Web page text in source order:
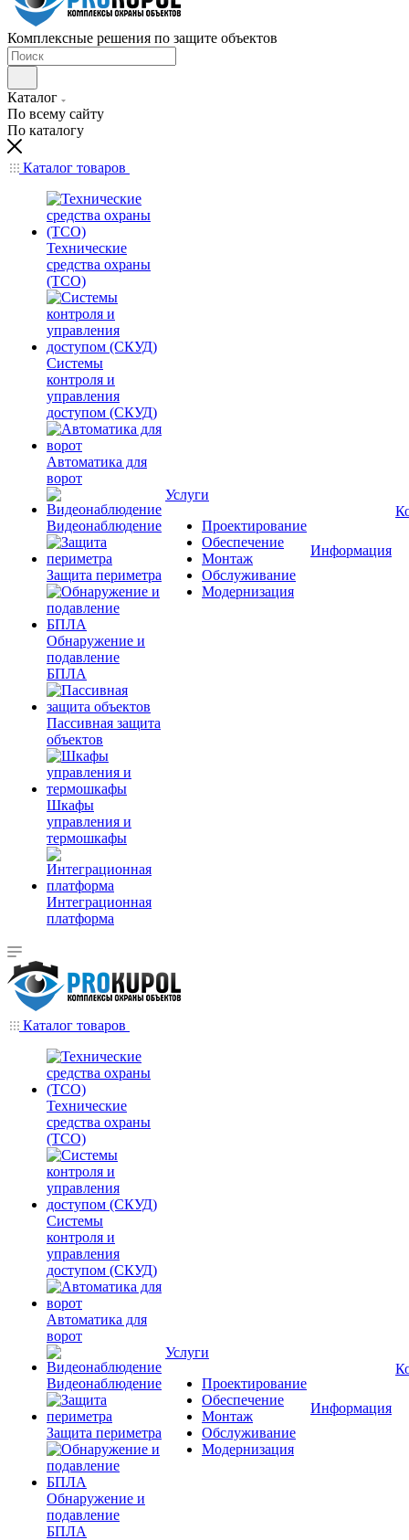
Комплексные решения по защите объектов
Каталог
По всему сайту
По каталогу
Каталог товаров
Технические
средства охраны
(ТСО)
Системы
контроля и
управления
доступом (СКУД)
Автоматика для
ворот
Видеонаблюдение
Защита периметра
Обнаружение и
подавление
БПЛА
Пассивная защита
объектов
Шкафы
управления и
термошкафы
Интеграционная
платформа
Услуги
Проектирование
Обеспечение
Монтаж
Обслуживание
Модернизация
Информация
Каталог товаров
Технические
средства охраны
(ТСО)
Системы
контроля и
управления
доступом (СКУД)
Автоматика для
ворот
Видеонаблюдение
Защита периметра
Обнаружение и
подавление
БПЛА
Услуги
Проектирование
Обеспечение
Монтаж
Обслуживание
Модернизация
Информация